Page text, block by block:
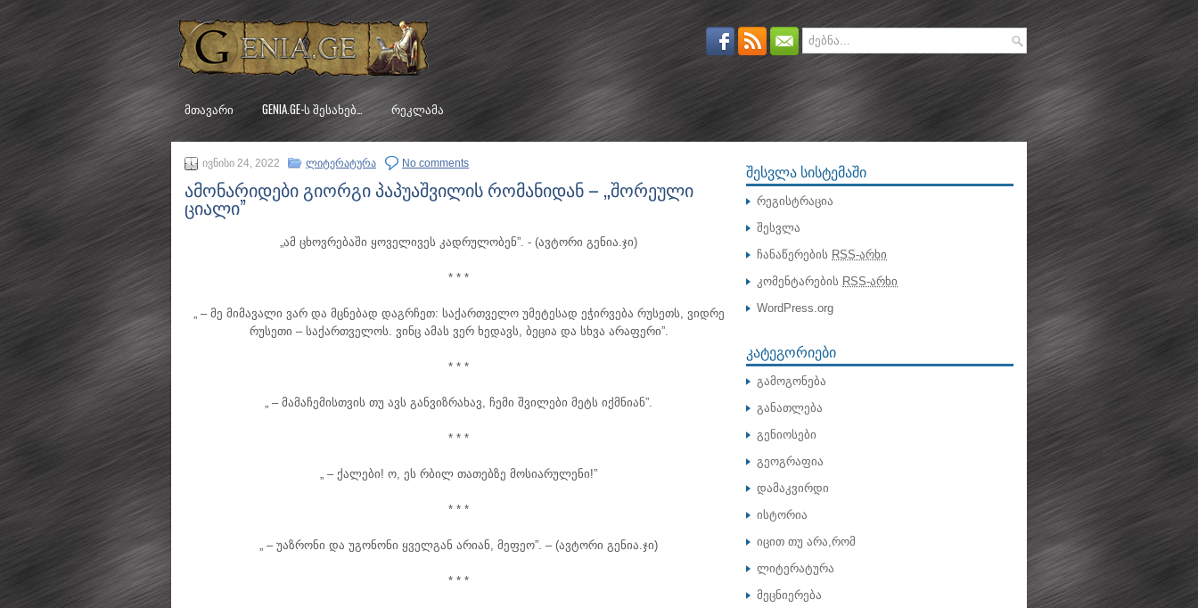
ᲛᲗᲐᲕᲐᲠᲘ GENIA.GE-Ს ᲨᲔᲡᲐᲮᲔᲑ… ᲠᲔᲙᲚᲐᲛᲐ
ივნისი 24, 2022 ლიტერატურა No comments
ამონარიდები გიორგი პაპუაშვილის რომანიდან – „შორეული
ციალი”
„ამ ცხოვრებაში ყოველივეს კადრულობენ”. - (ავტორი გენია.ჯი)
* * *
„ – მე მიმავალი ვარ და მცნებად დაგრჩეთ: საქართველო უმეტესად ეჭირვება რუსეთს, ვიდრე
რუსეთი – საქართველოს. ვინც ამას ვერ ხედავს, ბეცია და სხვა არაფერი”.
* * *
„ – მამაჩემისთვის თუ ავს განვიზრახავ, ჩემი შვილები მეტს იქმნიან”.
* * *
„ – ქალები! ო, ეს რბილ თათებზე მოსიარულენი!”
* * *
„ – უაზრონი და უგონონი ყველგან არიან, მეფეო”. – (ავტორი გენია.ჯი)
* * *
ᲨᲔᲡᲕᲚᲐ ᲡᲘᲡᲢᲔᲛᲐᲨᲘ
რეგისტრაცია
შესვლა
ჩანაწერების RSS-არხი
კომენტარების RSS-არხი
WordPress.org
ᲙᲐᲢᲔᲒᲝᲠᲘᲔᲑᲘ
გამოგონება
განათლება
გენიოსები
გეოგრაფია
დამაკვირდი
ისტორია
იცით თუ არა,რომ
ლიტერატურა
მეცნიერება